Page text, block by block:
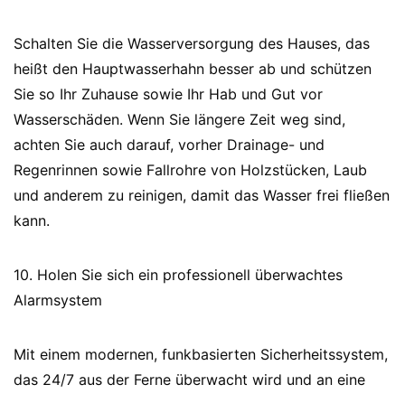
Schalten Sie die Wasserversorgung des Hauses, das
heißt den Hauptwasserhahn besser ab und schützen
Sie so Ihr Zuhause sowie Ihr Hab und Gut vor
Wasserschäden. Wenn Sie längere Zeit weg sind,
achten Sie auch darauf, vorher Drainage- und
Regenrinnen sowie Fallrohre von Holzstücken, Laub
und anderem zu reinigen, damit das Wasser frei fließen
kann.
10. Holen Sie sich ein professionell überwachtes
Alarmsystem
Mit einem modernen, funkbasierten Sicherheitssystem,
das 24/7 aus der Ferne überwacht wird und an eine